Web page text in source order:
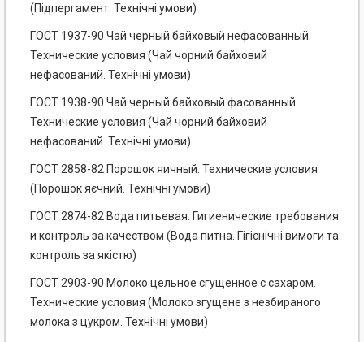
(Підпергамент. Технічні умови)
ГОСТ 1937-90 Чай черный байховый нефасованный.
Технические условия (Чай чорний байховий
нефасований. Технічні умови)
ГОСТ 1938-90 Чай черный байховый фасованный.
Технические условия (Чай чорний байховий
нефасований. Технічні умови)
ГОСТ 2858-82 Порошок яичный. Технические условия
(Порошок яєчний. Технічні умови)
ГОСТ 2874-82 Вода питьевая. Гигиенические требования
и контроль за качеством (Вода питна. Гігієнічні вимоги та
контроль за якістю)
ГОСТ 2903-90 Молоко цельное сгущенное с сахаром.
Технические условия (Молоко згущене з незбираного
молока з цукром. Технічні умови)